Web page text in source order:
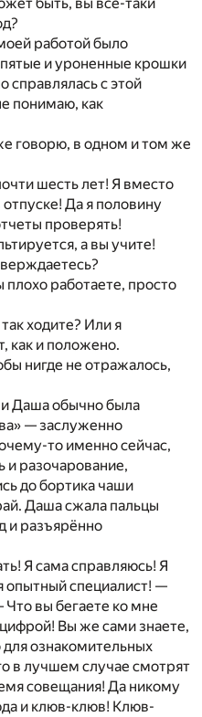
быть, вы всё-таки
работой было
и уроненные крошки
справлялась с этой
понимаю, как
говорю, в одном и том же
шесть лет! Я вместо
Да я половину
проверять!
а вы учите!
работаете, просто
ходите? Или я
как и положено.
нигде не отражалось,
Даша обычно была
— заслуженно
то именно сейчас,
и разочарование,
до бортика чаши
Даша сжала пальцы
и разъярённо
Я сама справляюсь! Я
опытный специалист! —
Что вы бегаете ко мне
Вы же сами знаете,
для ознакомительных
в лучшем случае смотрят
совещания! Да никому
и клюв-клюв! Клюв-